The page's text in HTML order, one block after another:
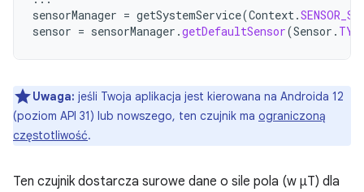
sensorManager = getSystemService(Context.
sensor = sensorManager .getDefaultSensor(Sensor .
Uwaga: jeśli Twoja aplikacja jest kierowana na Androida 12
(poziom API 31) lub nowszego, ten czujnik ma ograniczoną
częstotliwość.
Ten czujnik dostarcza surowe dane o sile pola (w μT) dla